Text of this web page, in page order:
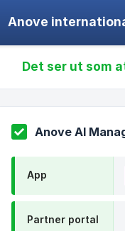
Anove
Det ser ut som
Anove AI
App
Partner portal